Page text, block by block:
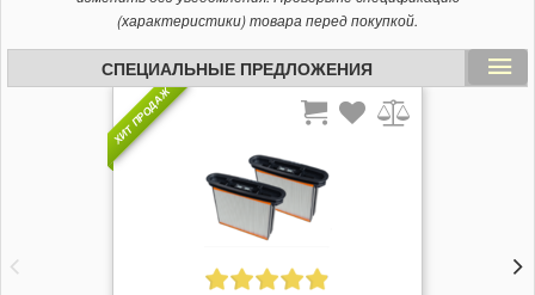
(характеристики) товара перед покупкой.
СПЕЦИАЛЬНЫЕ ПРЕДЛОЖЕНИЯ
ХИТ ПРОДАЖ